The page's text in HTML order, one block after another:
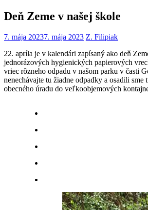
Deň Zeme v našej škole
7. mája 20237. mája 2023 Z. Filipiak
22. apríla je v kalendári zapísaný ako deň
jednorázových hygienických papierových
vriec rôzneho odpadu v našom parku v časti
nenechávajte tu žiadne odpadky a osadili
obecného úradu do veľkoobjemových